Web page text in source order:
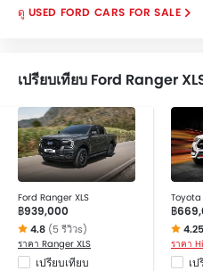
USED FORD CARS FOR SALE
เปรียบเทียบ Ford Ranger
Ford Ranger XLS
฿939,000
4.8 (5 รีวิวs)
ราคา Ranger XLS
เปรียบเทียบ
Toyota
฿
4.25
ราคา
เ